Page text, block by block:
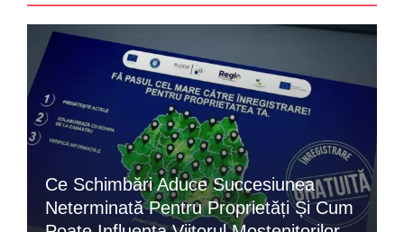
Ce Schimbări Aduce Succesiunea
Neterminată Pentru Proprietăți Și Cum